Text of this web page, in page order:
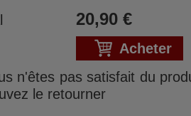
20,90€
Acheter
n'êtes pas satisfait du
le retourner